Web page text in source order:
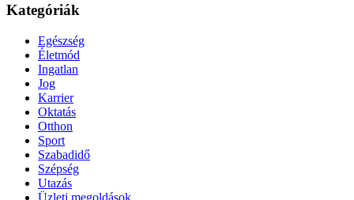
Kategóriák
Egészség
Életmód
Ingatlan
Jog
Karrier
Oktatás
Otthon
Sport
Szabadidő
Szépség
Utazás
Üzleti megoldások